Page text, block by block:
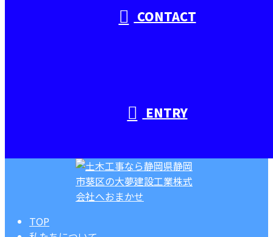
CONTACT
ENTRY
TOP